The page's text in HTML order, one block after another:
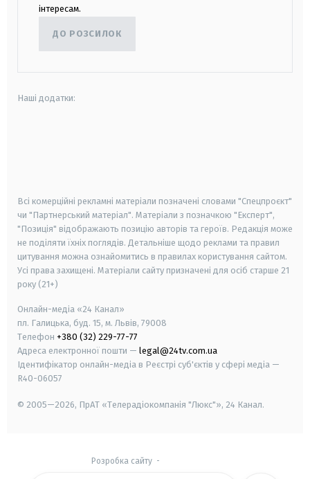
інтересам.
ДО РОЗСИЛОК
Наші додатки:
Всі комерційні рекламні матеріали позначені словами "Спецпроєкт"
чи "Партнерський матеріал". Матеріали з позначкою "Експерт",
"Позиція" відображають позицію авторів та героїв. Редакція може
не поділяти їхніх поглядів. Детальніше щодо реклами та правил
цитування можна ознайомитись в правилах користування сайтом.
Усі права захищені. Матеріали сайту призначені для осіб старше 21
року (21+)
Онлайн-медіа «24 Канал»
пл. Галицька, буд. 15, м. Львів, 79008
Телефон +380 (32) 229-77-77
Адреса електронної пошти — legal@24tv.com.ua
Ідентифікатор онлайн-медіа в Реєстрі суб'єктів у сфері медіа —
R40-06057
© 2005—2026, ПрАТ «Телерадіокомпанія "Люкс"», 24 Канал.
Розробка сайту-